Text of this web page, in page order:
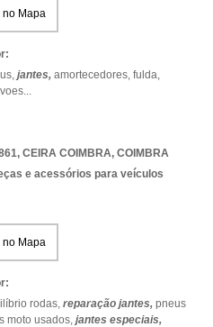
no Mapa
jantes, amortecedores, fulda,
...
, CEIRA COIMBRA, COIMBRA
e acessórios para veículos
no Mapa
rodas, reparação jantes, pneus
moto usados, jantes especiais,